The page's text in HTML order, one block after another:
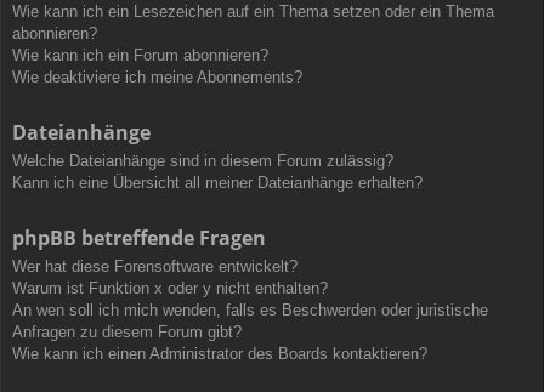
Wie kann ich ein Lesezeichen auf ein Thema setzen oder ein Thema
abonnieren?
Wie kann ich ein Forum abonnieren?
Wie deaktiviere ich meine Abonnements?
Dateianhänge
Welche Dateianhänge sind in diesem Forum zulässig?
Kann ich eine Übersicht all meiner Dateianhänge erhalten?
phpBB betreffende Fragen
Wer hat diese Forensoftware entwickelt?
Warum ist Funktion x oder y nicht enthalten?
An wen soll ich mich wenden, falls es Beschwerden oder juristische
Anfragen zu diesem Forum gibt?
Wie kann ich einen Administrator des Boards kontaktieren?